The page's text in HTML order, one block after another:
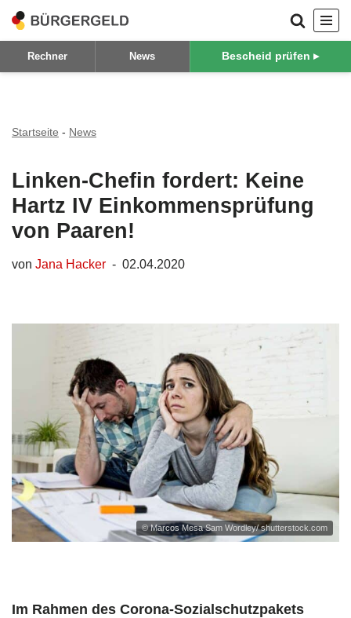
Zum
Inhalt
Rechner News Bescheid prüfen ▸
Startseite - News
Linken-Chefin fordert: Keine
Hartz IV Einkommensprüfung
von Paaren!
von Jana Hacker 02.04.2020
© Marcos Mesa Sam Wordley/ shutterstock.com
Im Rahmen des Corona-Sozialschutzpakets